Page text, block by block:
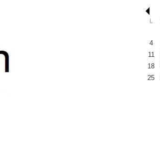
L
4
11
18
25